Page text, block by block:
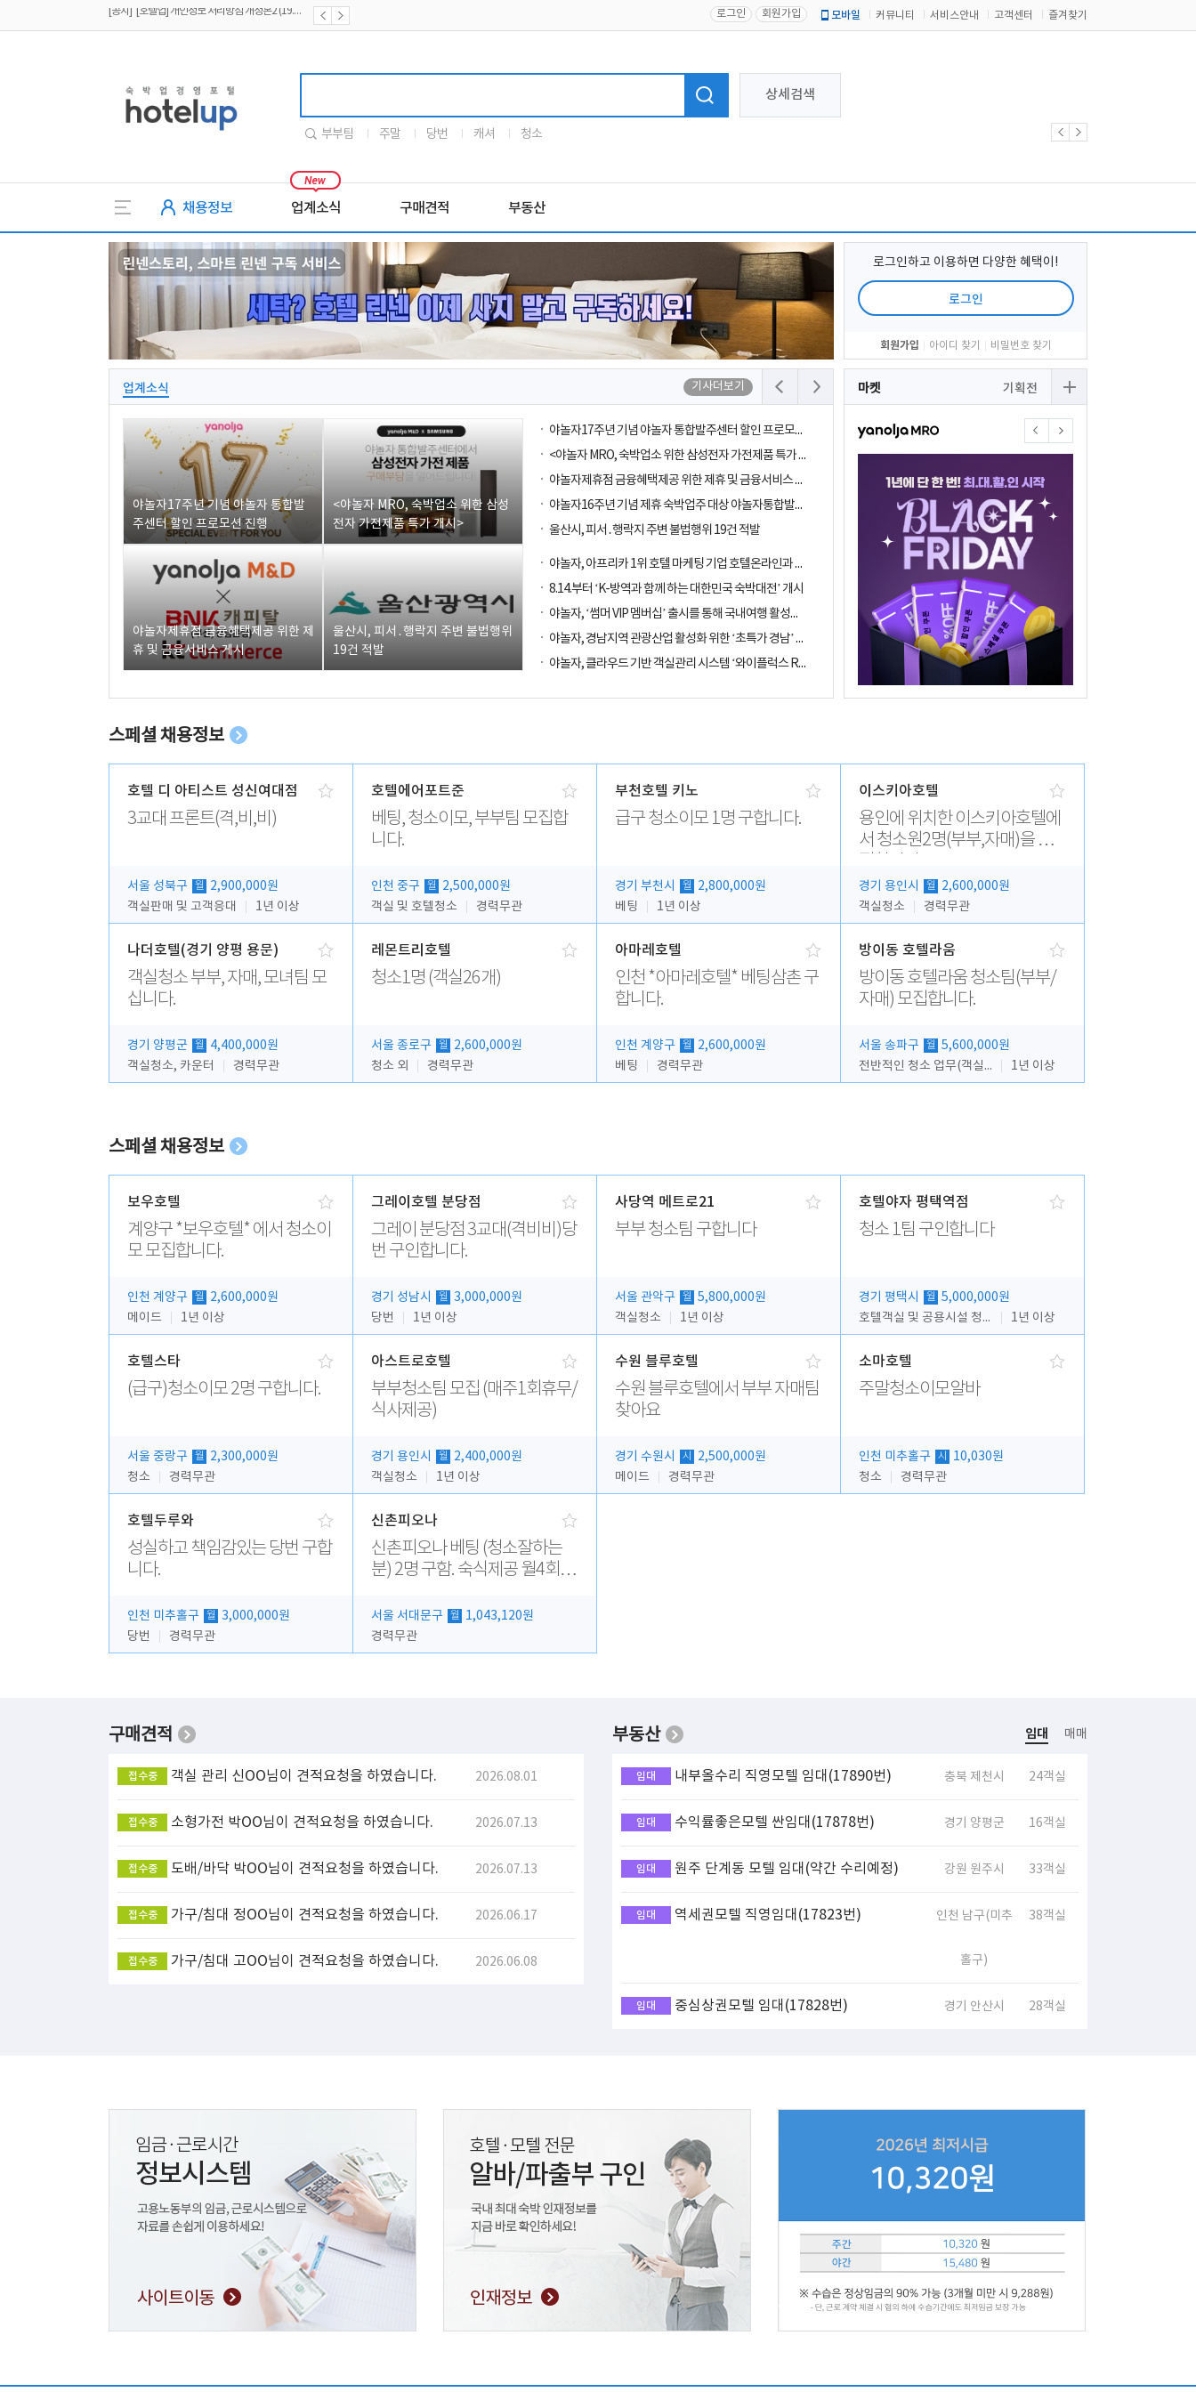
[공지] [호텔업] 개인정보 처리방침 개정본1 (19.09.02) 로그인 회원가입 모바일 커뮤니티 서비스안내 고객센터 즐겨찾기
상세검색
부부팀 주말 당번 캐셔 청소
채용정보 업계소식 구매견적 부동산
업계소식 기사더보기
야놀자17주년 기념 야놀자 통합발
주센터 할인 프로모션 진행
<야놀자 MRO, 숙박업소 위한 삼성
전자 가전제품 특가 개시>
야놀자제휴점 금융혜택제공 위한 제
휴 및 금융서비스 게시
울산시, 피서․행락지 주변 불법행위
19건 적발
야놀자17주년 기념 야놀자 통합발주센터 할인 프로모션 진행
<야놀자 MRO, 숙박업소 위한 삼성전자 가전제품 특가 개시>
야놀자제휴점 금융혜택제공 위한 제휴 및 금융서비스 게시
야놀자16주년 기념 제휴 숙박업주 대상 야놀자통합발주센터 할인쿠폰 증정
울산시, 피서․행락지 주변 불법행위 19건 적발
야놀자, 아프리카 1위 호텔 마케팅 기업 호텔온라인과 전략적 파트너십 체결
8.14.부터 ‘K-방역과 함께 하는 대한민국 숙박대전’ 개시
야놀자, ‘썸머 VIP 멤버십’ 출시를 통해 국내여행 활성화에 박차
야놀자, 경남지역 관광산업 활성화 위한 ‘초특가 경남’ 기획전 진행
야놀자, 클라우드 기반 객실관리 시스템 ‘와이플럭스 RMS’ 출시
로그인하고 이용하면 다양한 혜택이!
로그인
회원가입 아이디 찾기 비밀번호 찾기
마켓 기획전
스페셜 채용정보
호텔 디 아티스트 성신여대점
3교대 프론트(격,비,비)
서울 성북구 월
2,900,000원
객실판매 및 고객응대
1년 이상
호텔에어포트준
베팅, 청소이모, 부부팀 모집합
니다.
인천 중구 월
2,500,000원
객실 및 호텔청소
경력무관
부천호텔 키노
급구 청소이모 1명 구합니다.
경기 부천시 월
2,800,000원
베팅
1년 이상
이스키아호텔
용인에 위치한 이스키아호텔에
서 청소원2명(부부,자매)을 모
경기 용인시 월
2,600,000원
객실청소
경력무관
나더호텔(경기 양평 용문)
객실청소 부부, 자매, 모녀팀 모
십니다.
경기 양평군 월
4,400,000원
객실청소, 카운터
경력무관
레몬트리호텔
청소1명 (객실26개)
서울 종로구 월
2,600,000원
청소 외
경력무관
아마레호텔
인천 *아마레호텔* 베팅삼촌 구
합니다.
인천 계양구 월
2,600,000원
베팅
경력무관
방이동 호텔라움
방이동 호텔라움 청소팀(부부/
자매) 모집합니다.
서울 송파구 월
5,600,000원
전반적인 청소 업무(객실청소.객실정리)
1년 이상
스페셜 채용정보
보우호텔
계양구 *보우호텔* 에서 청소이
모 모집합니다.
인천 계양구 월
2,600,000원
메이드
1년 이상
그레이호텔 분당점
그레이 분당점 3교대(격비비)당
번 구인합니다.
경기 성남시 월
3,000,000원
당번
1년 이상
사당역 메트로21
부부 청소팀 구합니다
서울 관악구 월
5,800,000원
객실청소
1년 이상
호텔야자 평택역점
청소 1팀 구인합니다
경기 평택시 월
5,000,000원
호텔객실 및 공용시설 청소 관리
1년 이상
호텔스타
(급구)청소이모 2명 구합니다.
서울 중랑구 월
2,300,000원
청소
경력무관
아스트로호텔
부부청소팀 모집 (매주1회휴무/
식사제공)
경기 용인시 월
2,400,000원
객실청소
1년 이상
수원 블루호텔
수원 블루호텔에서 부부 자매팀
찾아요
경기 수원시 시
2,500,000원
메이드
경력무관
소마호텔
주말청소이모알바
인천 미추홀구 시
10,030원
청소
경력무관
호텔두루와
성실하고 책임감있는 당번 구합
니다.
인천 미추홀구 월
3,000,000원
당번
경력무관
신촌피오나
신촌피오나 베팅 (청소잘하는
분) 2명 구함. 숙식제공 월4회휴
서울 서대문구 월
1,043,120원
경력무관
구매견적
객실 관리
접수중 신OO님이 견적요청을 하였습니다. 2026.08.01
소형가전
접수중 박OO님이 견적요청을 하였습니다. 2026.07.13
도배/바닥
접수중 박OO님이 견적요청을 하였습니다. 2026.07.13
가구/침대
접수중 정OO님이 견적요청을 하였습니다. 2026.06.17
가구/침대
접수중 고OO님이 견적요청을 하였습니다. 2026.06.08
부동산 임대 매매
임대 내부올수리 직영모텔 임대(17890번) 충북 제천시 24객실
임대 수익률좋은모텔 싼임대(17878번) 경기 양평군 16객실
임대 원주 단계동 모텔 임대(약간 수리예정) 강원 원주시 33객실
임대 역세권모텔 직영임대(17823번) 인천 남구(미추
홀구)
38객실
임대 중심상권모텔 임대(17828번) 경기 안산시 28객실